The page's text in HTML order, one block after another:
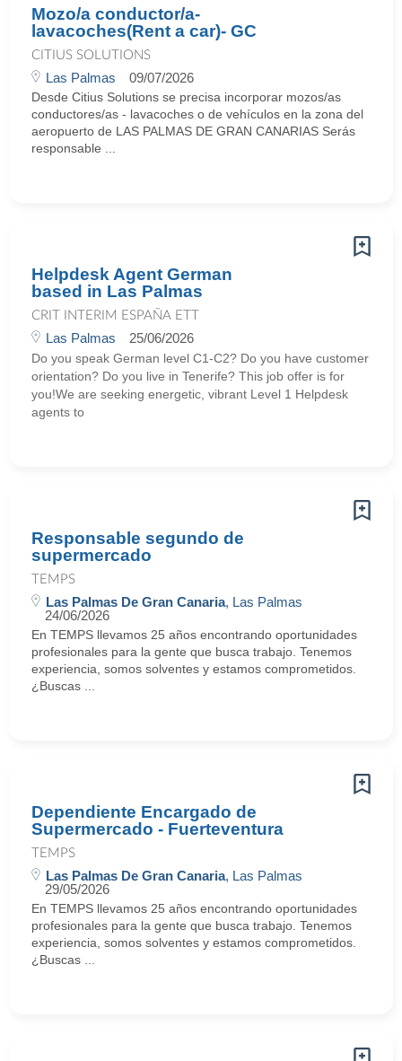
Mozo/a conductor/a-
lavacoches(Rent a car)- GC
CITIUS SOLUTIONS
Las Palmas 09/07/2026
Desde Citius Solutions se precisa incorporar mozos/as
conductores/as - lavacoches o de vehículos en la zona del
aeropuerto de LAS PALMAS DE GRAN CANARIAS Serás
responsable ...
Helpdesk Agent German
based in Las Palmas
CRIT INTERIM ESPAÑA ETT
Las Palmas 25/06/2026
Do you speak German level C1-C2? Do you have customer
orientation? Do you live in Tenerife? This job offer is for
you!We are seeking energetic, vibrant Level 1 Helpdesk
agents to
Responsable segundo de
supermercado
TEMPS
Las Palmas De Gran Canaria, Las Palmas
24/06/2026
En TEMPS llevamos 25 años encontrando oportunidades
profesionales para la gente que busca trabajo. Tenemos
experiencia, somos solventes y estamos comprometidos.
¿Buscas ...
Dependiente Encargado de
Supermercado - Fuerteventura
TEMPS
Las Palmas De Gran Canaria, Las Palmas
29/05/2026
En TEMPS llevamos 25 años encontrando oportunidades
profesionales para la gente que busca trabajo. Tenemos
experiencia, somos solventes y estamos comprometidos.
¿Buscas ...